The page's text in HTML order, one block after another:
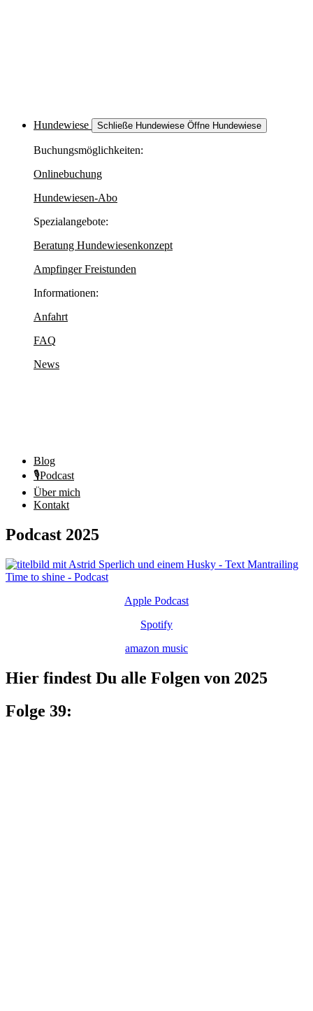
Hundewiese Schließe Hundewiese Öffne Hundewiese
Buchungsmöglichkeiten:
Onlinebuchung
Hundewiesen-Abo
Spezialangebote:
Beratung Hundewiesenkonzept
Ampfinger Freistunden
Informationen:
Anfahrt
FAQ
News
Blog
🎙️Podcast
Über mich
Kontakt
Podcast 2025
Apple Podcast
Spotify
amazon music
Hier findest Du alle Folgen von 2025
Folge 39: